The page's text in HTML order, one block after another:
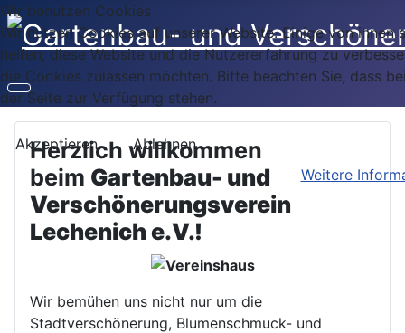
Herzlich willkommen
beim Gartenbau- und
Verschönerungsverein
Lechenich e.V.!
Wir bemühen uns nicht nur um die
Stadtverschönerung, Blumenschmuck- und
Wir benutzen Cookies
Wir nutzen Cookies auf unserer Website. Einige von
helfen, diese Website und die Nutzererfahrung zu
die Cookies zulassen möchten. Bitte beachten Sie, dass
der Seite zur Verfügung stehen.
Akzeptieren
Ablehnen
Weitere